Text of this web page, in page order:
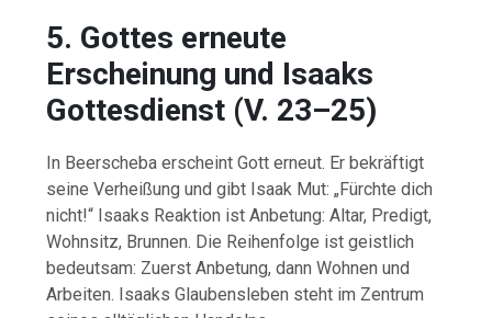
5. Gottes erneute
Erscheinung und Isaaks
Gottesdienst (V. 23–25)
In BeerschebaerscheintGotterneut. Erbekräftigt
seineVerheißungundgibt Isaak Mut: „Fürchtedich
nicht!“ Isaaks Reaktion istAnbetung:Altar, Predigt,
Wohnsitz, Brunnen. Die Reihenfolge istgeistlich
bedeutsam: ZuerstAnbetung,dannWohnenund
Arbeiten. IsaaksGlaubensleben steht im Zentrum